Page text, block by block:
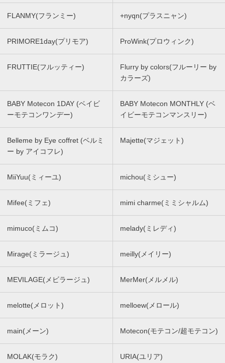
FLANMY(フランミー) +nyqn(プラスニャン)
PRIMORE1day(プリモア) ProWink(プロウィンク)
FRUTTIE(フルッティー)
Flurry by colors(フルーリー by
カラーズ)
BABY Motecon 1DAY (ベイビ
ーモテコンワンデー)
BABY Motecon MONTHLY (ベ
イビーモテコンマンスリー)
Belleme by Eye coffret (ベルミ
ー by アイコフレ)
Majette(マジェット)
MiiYuu(ミィーユ) michou(ミシュー)
Mifee(ミフェ) mimi charme(ミミシャルム)
mimuco(ミムコ) melady(ミレディ)
Mirage(ミラージュ) meilly(メイリー)
MEVILAGE(メビラージュ) MerMer(メルメル)
melotte(メロット) melloew(メロール)
main(メーン) Motecon(モテコン/超モテコン)
MOLAK(モラク) URIA(ユリア)